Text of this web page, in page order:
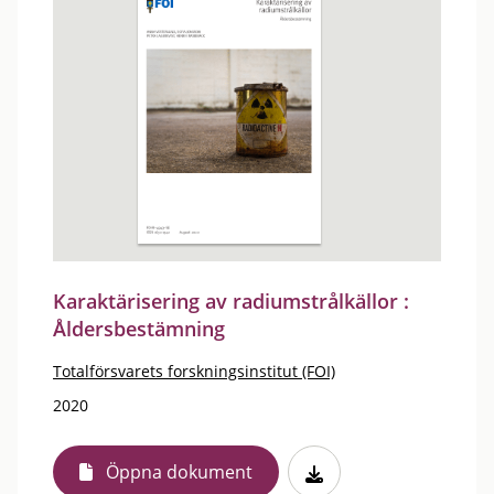
Karaktärisering av radiumstrålkällor :
Åldersbestämning
Totalförsvarets forskningsinstitut (FOI)
2020
Öppna dokument